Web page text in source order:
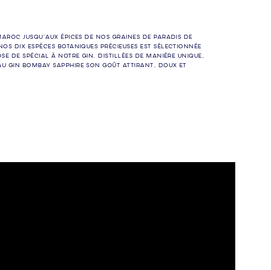
jusqu’aux épices de nos graines de paradis de
dix espèces botaniques précieuses est sélectionnée
de spécial à notre gin. Distillées de manière unique,
gin Bombay Sapphire son goût attirant, doux et